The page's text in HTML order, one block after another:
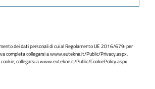
dei dati personali di cui al Regolamento UE 2016/679: per
completa collegarsi awww.eutekne.it/Public/Privacy.aspx.
collegarsi awww.eutekne.it/Public/CookiePolicy.aspx